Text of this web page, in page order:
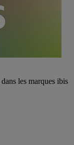
dans les marques ibis